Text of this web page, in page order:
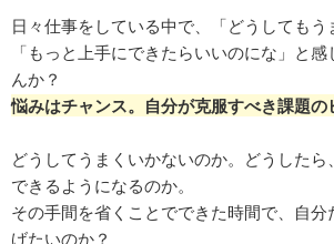
日々仕事をしている中で、「どうしてもう
「もっと上手にできたらいいのにな」と
んか？
悩みはチャンス。自分が克服すべき課題の
どうしてうまくいかないのか。どうした
できるようになるのか。
その手間を省くことでできた時間で、自
げたいのか？